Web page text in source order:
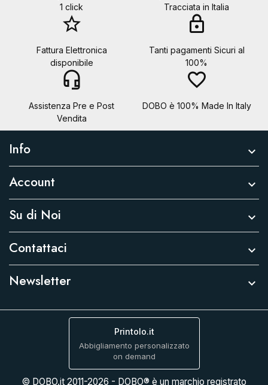
1 click
Tracciata in Italia
star_border
Fattura Elettronica
disponibile
lock
Tanti pagamenti Sicuri al
100%
headset_mic
Assistenza Pre e Post
Vendita
favorite_border
DOBO è 100% Made In Italy
Info 
Account 
Su di Noi 
Contattaci 
Newsletter 
Printolo.it
Abbigliamento personalizzato
on demand
© DOBO.it 2011-2026 - DOBO® è un marchio registrato